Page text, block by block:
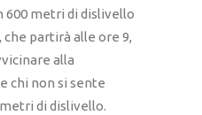
600 metri di dislivello
partirà alle ore 9,
alla
chi non si sente
di dislivello.